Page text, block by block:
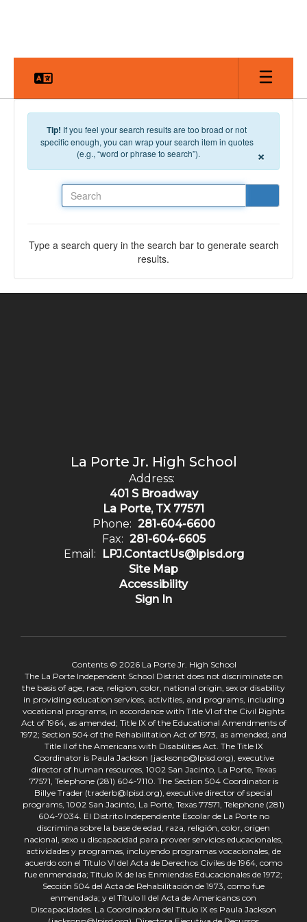
Tip! If you feel your search results are too broad or not
specific enough, you can wrap your search item in quotes
(e.g., “word or phrase to search”).
×
Type a search query in the search bar to generate search
results.
La Porte Jr. High School
Address:
401 S Broadway
La Porte, TX 77571
Phone: 281-604-6600
Fax: 281-604-6605
Email:
LPJ.ContactUs@lpisd.org
Site Map
Accessibility
Sign In
Contents © 2026 La Porte Jr. High School
The La Porte Independent School District does not discriminate on
the basis of age, race, religion, color, national origin, sex or disability
in providing education services, activities, and programs, including
vocational programs, in accordance with Title VI of the Civil Rights
Act of 1964, as amended; Title IX of the Educational Amendments of
1972; Section 504 of the Rehabilitation Act of 1973, as amended; and
Title II of the Americans with Disabilities Act. The Title IX
Coordinator is Paula Jackson (jacksonp@lpisd.org), executive
director of human resources, 1002 San Jacinto, La Porte, Texas
77571, Telephone (281) 604-7110. The Section 504 Coordinator is
Billye Trader (traderb@lpisd.org), executive director of special
programs, 1002 San Jacinto, La Porte, Texas 77571, Telephone (281)
604-7034. El Distrito Independiente Escolar de La Porte no
discrimina sobre la base de edad, raza, religión, color, origen
nacional, sexo u discapacidad para proveer servicios educacionales,
actividades y programas, incluyendo programas vocacionales, de
acuerdo con el Título VI del Acta de Derechos Civiles de 1964, como
fue enmendada; Título IX de las Enmiendas Educacionales de 1972;
Sección 504 del Acta de Rehabilitación de 1973, como fue
enmendada; y el Título II del Acta de Americanos con
Discapacidades. La Coordinadora del Título IX es Paula Jackson